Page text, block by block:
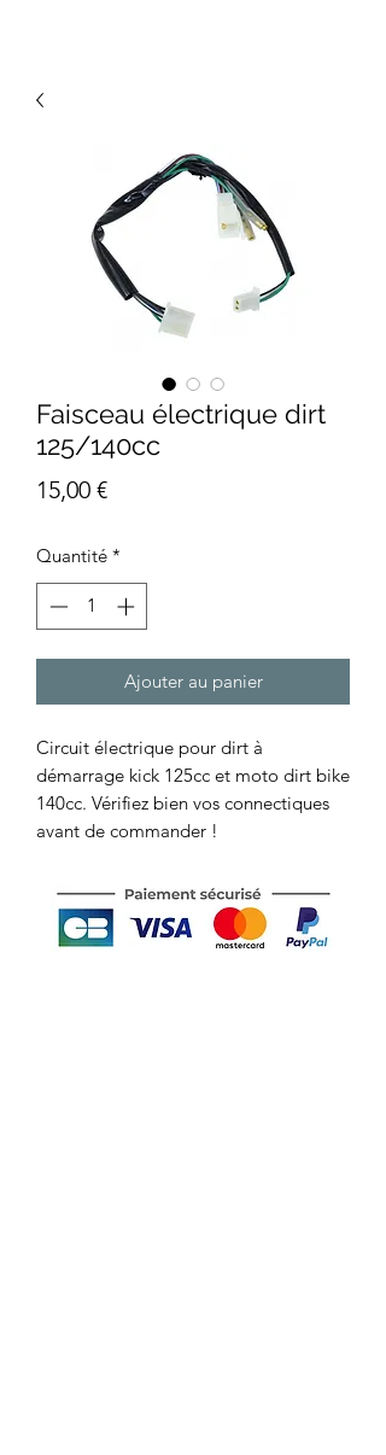
Faisceau électrique dirt
125/140cc
15,00 €Prix
Quantité *
Ajouter au panier
Circuit électrique pour dirt à
démarrage kick 125cc et moto dirt bike
140cc. Vérifiez bien vos connectiques
avant de commander !